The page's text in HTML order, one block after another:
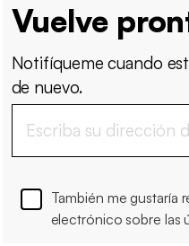
Vuelve
Notifíqueme cuando
de nuevo.
También me gustaría
electrónico sobre las